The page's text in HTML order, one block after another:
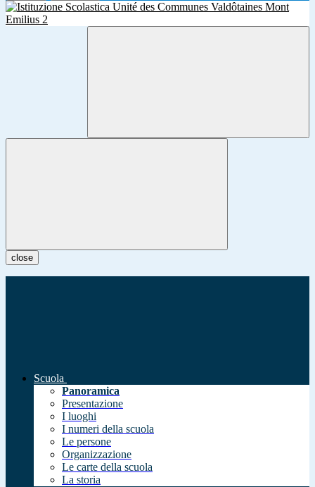
close
Scuola
Panoramica
Presentazione
I luoghi
I numeri della scuola
Le persone
Organizzazione
Le carte della scuola
La storia